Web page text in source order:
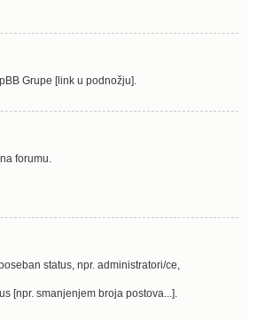
Grupe [link u podnožju].
forumu.
status, npr. administratori/ce,
[npr. smanjenjem broja postova...].